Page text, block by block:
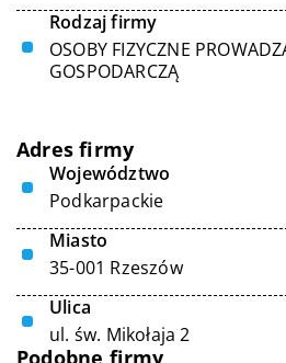
Rodzaj firmy
OSOBY FIZYCZNE
GOSPODARCZĄ
Adres firmy
Województwo
Podkarpackie
Miasto
35-001 Rzeszów
Ulica
ul. św. Mikołaja 2
Podobne firmy